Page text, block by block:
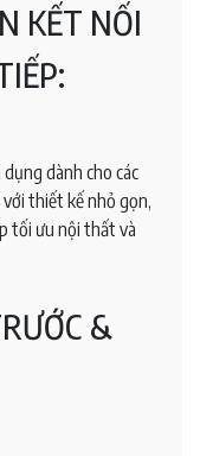
KẾT NỐI
dành cho các
với thiết kế nhỏ gọn,
tối ưu nội thất và
&